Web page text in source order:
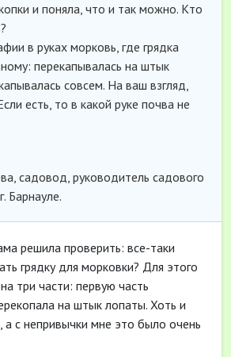
и поняла, что и так можно. Кто
в руках морковь, где грядка
перекапывалась на штык
совсем. На ваш взгляд,
есть, то в какой руке почва не
садовод, руководитель садового
Барнауле.
решила проверить: все-таки
грядку для морковки? Для этого
три части: первую часть
на штык лопаты. Хоть и
а с непривычки мне это было очень